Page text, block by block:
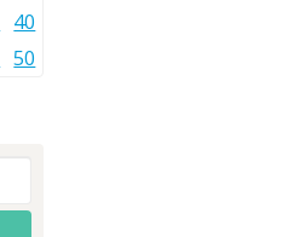
40
50